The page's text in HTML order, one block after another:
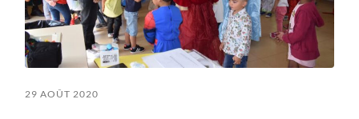
29 AOÛT 2020